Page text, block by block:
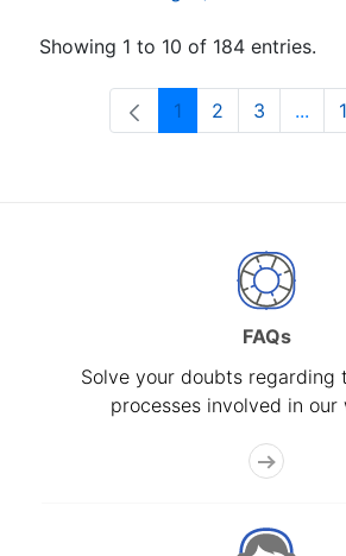
Showing 1 to 10 of 184 entries.
Page
1 Page
2 Page
3 ...
FAQs
Solve your doubts regarding
processes involved in our